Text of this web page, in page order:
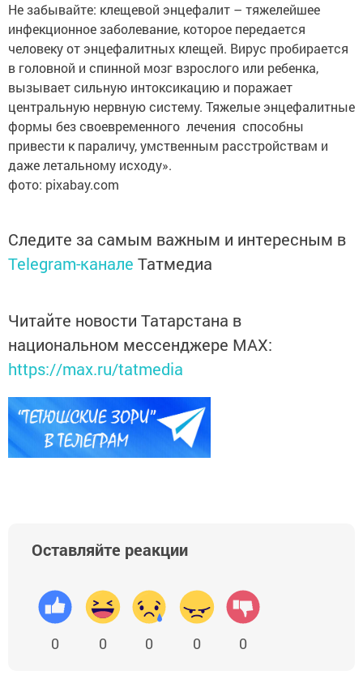
Не забывайте: клещевой энцефалит – тяжелейшее
инфекционное заболевание, которое передается
человеку от энцефалитных клещей. Вирус пробирается
в головной и спинной мозг взрослого или ребенка,
вызывает сильную интоксикацию и поражает
центральную нервную систему. Тяжелые энцефалитные
формы без свое­временного лечения способны
привести к параличу, умст­венным расстройствам и
даже ­летальному исходу».
фото: pixabay.com
Следите за самым важным и интересным в
Telegram-канале Татмедиа
Читайте новости Татарстана в
национальном мессенджере MАХ:
https://max.ru/tatmedia
Оставляйте реакции
0 0 0 0 0